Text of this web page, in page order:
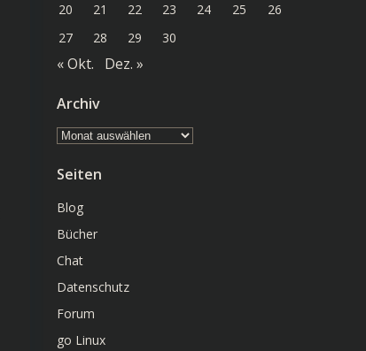
20
21 22 23 24 25
26
27
28 29 30
« Okt. Dez. »
Archiv
Archiv
Seiten
Blog
Bücher
Chat
Datenschutz
Forum
go Linux